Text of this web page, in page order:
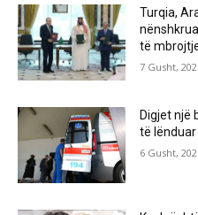
Turqia,
të
7 Gusht,
Digjet një
të lënduar
6 Gusht,